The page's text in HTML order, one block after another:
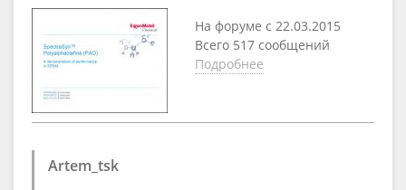
На форуме с 22.03.2015
Всего 517 сообщений
Подробнее
Artem_tsk